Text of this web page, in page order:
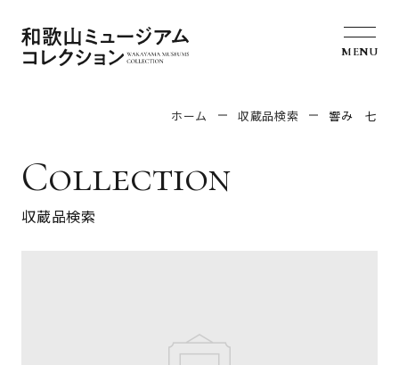
MENU
ホーム 収蔵品検索 響み 七
Collection
収蔵品検索